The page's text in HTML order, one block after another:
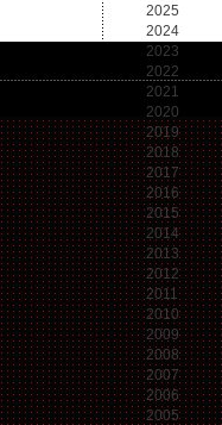
2025
2024
2023
2022
2021
2020
2019
2018
2017
2016
2015
2014
2013
2012
2011
2010
2009
2008
2007
2006
2005